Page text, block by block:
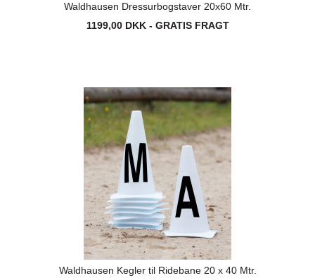
Waldhausen Dressurbogstaver 20x60 Mtr.
1199,00 DKK - GRATIS FRAGT
Waldhausen Kegler til Ridebane 20 x 40 Mtr.